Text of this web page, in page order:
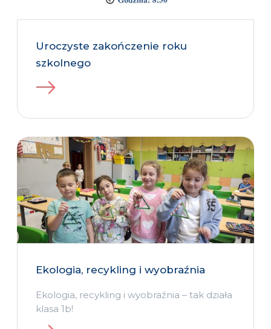
Uroczyste zakończenie roku
szkolnego
Ekologia, recykling i wyobraźnia
Ekologia, recykling i wyobraźnia – tak działa
klasa 1b!